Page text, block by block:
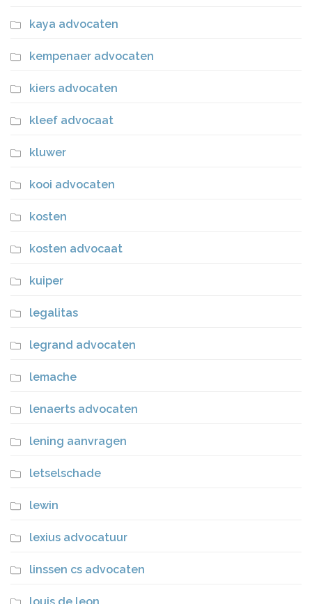
kaya advocaten
kempenaer advocaten
kiers advocaten
kleef advocaat
kluwer
kooi advocaten
kosten
kosten advocaat
kuiper
legalitas
legrand advocaten
lemache
lenaerts advocaten
lening aanvragen
letselschade
lewin
lexius advocatuur
linssen cs advocaten